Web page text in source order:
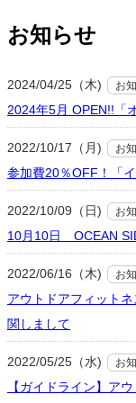
お知らせ
2024/04/25（木) お
2024年5月 OPEN!!「
2022/10/17（月) お
参加費20％OFF！「
2022/10/09（日) お
10月10日 OCEAN
2022/06/16（木) お
アウトドアフィット
関しまして
2022/05/25（水) お
【ガイドライン】ア